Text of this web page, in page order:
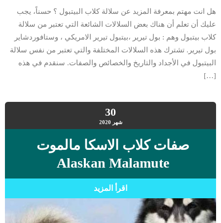
هل انت مهتم بمعرفة المزيد عن سلالة كلاب البيتبول ؟ حسناً، يجب
عليك أن تعلم أن هناك بعض السلالات الشائعة التي تعتبر من سلالة
كلاب بيتبول وهم : بول تيرير ،بيتبول تيرير الامريكي ، وستافوردشاير
بول تيرير. تشترك هذه السلالات المختلفة والتي تعتبر من نفس سلالة
البيتبول في الأجداد والتاريخ والخصائص والصفات. سنقدم في هذه
[…]
30
شهر 2020
صفات كلاب الاسكا مالموت
Alaskan Malamute
اقرأ المزيد